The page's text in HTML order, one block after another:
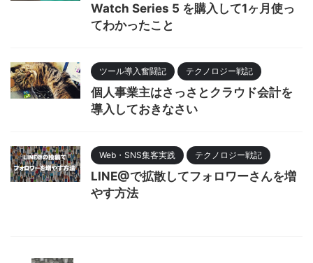
Watch Series 5 を購入して1ヶ月使っ
てわかったこと
ツール導入奮闘記 テクノロジー戦記
個人事業主はさっさとクラウド会計を
導入しておきなさい
Web・SNS集客実践 テクノロジー戦記
LINE@で拡散してフォロワーさんを増
やす方法